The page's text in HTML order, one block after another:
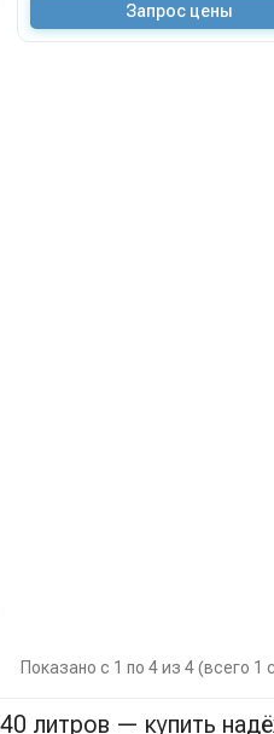
Запрос цены
Показано с 1 по 4 из 4 (всего 1
литров — купить